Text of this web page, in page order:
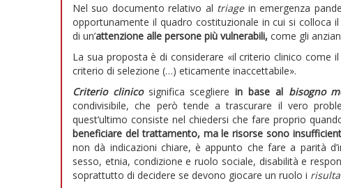
Nel suo documento relativo al triagein emergenza
opportunamente il quadro costituzionale in cui si colloca
di un’attenzione alle persone più vulnerabili, come gli
La sua proposta è di considerare «il criterio clinico
criterio di selezione (…) eticamente inaccettabile».
Criterio clinicosignifica sceglierein base al bisogno
condivisibile, che però tende a trascurare il vero
quest’ultimo consiste nel chiedersi che fare proprio
beneficiare del trattamento, ma le risorse sono
non dà indicazioni chiare, è appunto che fare a parità
sesso, etnia, condizione e ruolo sociale, disabilità e
soprattutto di decidere se devono giocare un ruolo i